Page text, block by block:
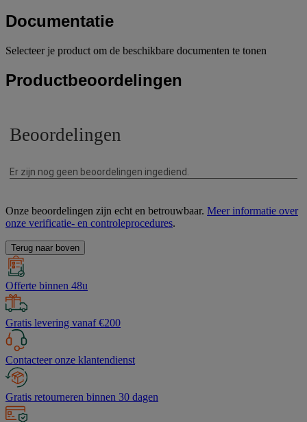
Documentatie
Selecteer je product om de beschikbare documenten te tonen
Productbeoordelingen
Onze beoordelingen zijn echt en betrouwbaar. Meer informatie over
onze verificatie- en controleprocedures.
Terug naar boven
Offerte binnen 48u
Gratis levering vanaf €200
Contacteer onze klantendienst
Gratis retourneren binnen 30 dagen